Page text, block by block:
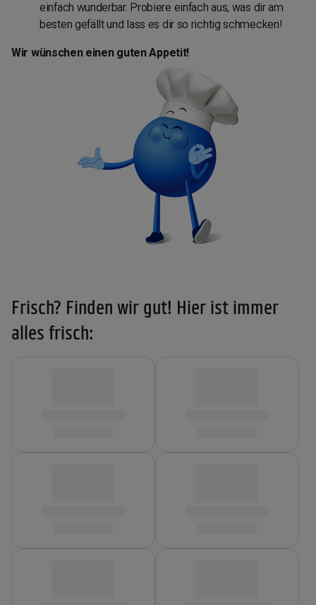
einfach wunderbar. Probiere einfach aus, was dir am
besten gefällt und lass es dir so richtig schmecken!
Wir wünschen einen guten Appetit!
Frisch? Finden wir gut! Hier ist immer
alles frisch: